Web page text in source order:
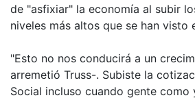
de "asfixiar" la economía al subir
niveles más altos que se han visto
"Esto no nos conducirá a un
arremetió Truss-. Subiste la
Social incluso cuando gente como